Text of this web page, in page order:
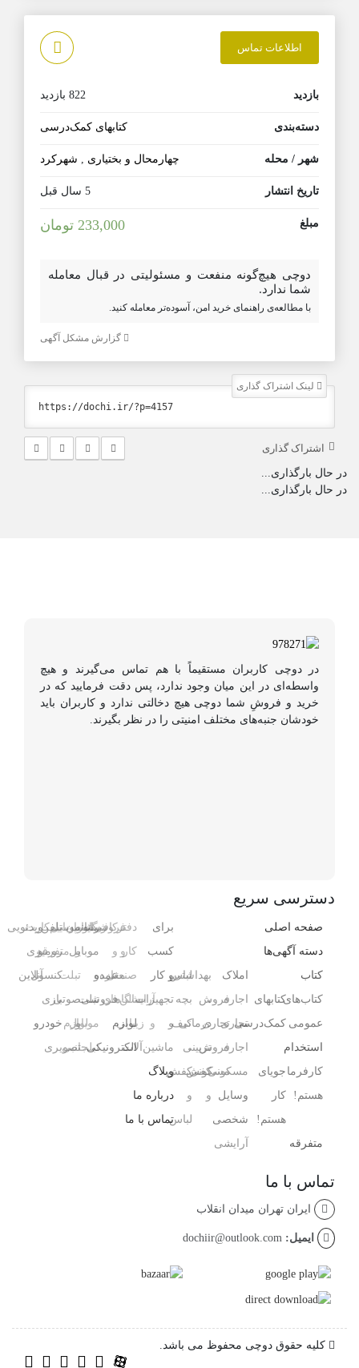
اطلاعات تماس
بازدید 822 بازدید
دسته‌بندی کتابهای کمک‌درسی
شهر / محله چهارمحال و بختیاری , شهرکرد
تاریخ انتشار 5 سال قبل
مبلغ 233,000 تومان
دوچی هیچ‌گونه منفعت و مسئولیتی در قبال معامله
شما ندارد.
با مطالعه‌ی راهنمای خرید امن، آسوده‌تر معامله کنید.
گزارش مشکل آگهی
لینک اشتراک گذاری
اشتراک گذاری
در حال بارگذاری...
در حال بارگذاری...
در دوچی کاربران مستقیماً با هم تماس می‌گیرند و هیچ
واسطه‌ای در این میان وجود ندارد، پس دقت فرمایید که در
خرید و فروشِ شما دوچی هیچ دخالتی ندارد و کاربران باید
خودشان جنبه‌های مختلف امنیتی را در نظر بگیرند.
دسترسی سریع
صفحه اصلی
دسته آگهی‌ها
کتاب
کتاب‌های
عمومی
کتابهای
کمک‌درسی
استخدام
کارفرما
هستم!
جویای
کار
هستم!
متفرقه
املاک
اجاره
تجاری
اجاره
مسکونی
فروش
تجاری
فروش
مسکونی
وسایل
شخصی
آرایشی ،
بهداشتی
،
درمانی
تزیینی
کفش
و
لباس
بچه
کیف
،
کفش
و
لباس
برای
کسب
و کار
تجهیزات
و
ماشین‌آلات
آرایشگاه
و
سالن‌های
زیبایی
دفتر
کار
صنعتی
فروشگاه
و
مغازه
کافی‌شاپ
و
رستوران
عمده
فروشی
لوازم
الکترونیکی
رایانه
موبایل
و
تبلت
موبایل
تبلت
لوازم
جانبی
موبایل
و
تبلت
سیم‌کارت
متفرقه
صوتی
و
تصویری
تلفن
رومیزی
کنسول،
بازی‌
ویدئویی
و
آنلاین
خودرو
وبلاگ
درباره ما
تماس با ما
تماس با ما
ایران تهران میدان انقلاب
ایمیل: dochiir@outlook.com
کلیه حقوق دوچی محفوظ می باشد.